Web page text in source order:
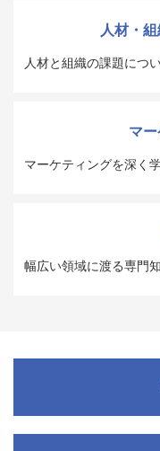
人材・
人材と組織の課題につ
マ
マーケティングを深く
幅広い領域に渡る専門